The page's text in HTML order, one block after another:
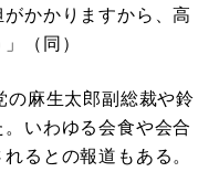
かかりますから、高
（同）
麻生太郎副総裁や鈴
いわゆる会食や会合
るとの報道もある。